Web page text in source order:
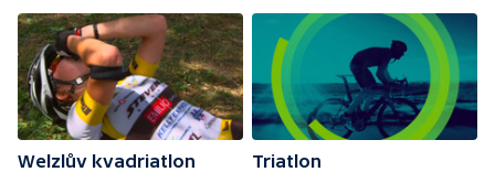
Welzlův kvadriatlon
Triatlon